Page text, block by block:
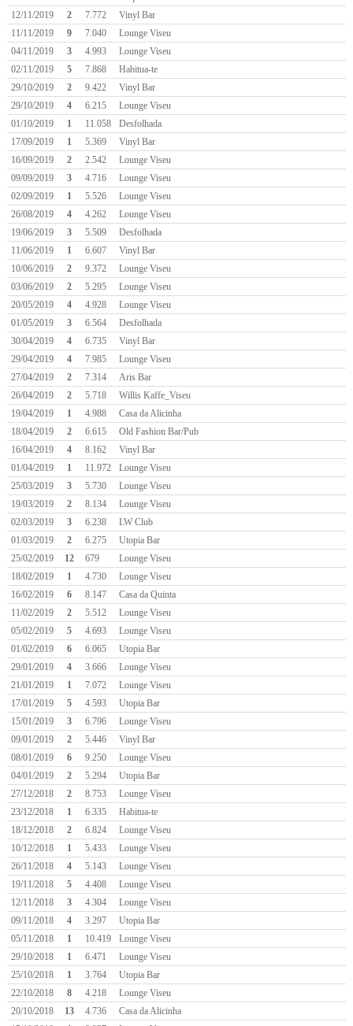
12/11/2019
2 7.772
Vinyl Bar
11/11/2019
9 7.040
Lounge Viseu
04/11/2019
3 4.993
Lounge Viseu
02/11/2019
5 7.868
Habitua-te
29/10/2019
2 9.422
Vinyl Bar
29/10/2019
4 6.215
Lounge Viseu
01/10/2019
1 11.058
Desfolhada
17/09/2019
1 5.369
Vinyl Bar
16/09/2019
2 2.542
Lounge Viseu
09/09/2019
3 4.716
Lounge Viseu
02/09/2019
1 5.526
Lounge Viseu
26/08/2019
4 4.262
Lounge Viseu
19/06/2019
3 5.509
Desfolhada
11/06/2019
1 6.607
Vinyl Bar
10/06/2019
2 9.372
Lounge Viseu
03/06/2019
2 5.295
Lounge Viseu
20/05/2019
4 4.928
Lounge Viseu
01/05/2019
3 6.564
Desfolhada
30/04/2019
4 6.735
Vinyl Bar
29/04/2019
4 7.985
Lounge Viseu
27/04/2019
2 7.314
Aris Bar
26/04/2019
2 5.718
Willis Kaffe_Viseu
19/04/2019
1 4.988
Casa da Alicinha
18/04/2019
2 6.615
Old Fashion Bar/Pub
16/04/2019
4 8.162
Vinyl Bar
01/04/2019
1 11.972
Lounge Viseu
25/03/2019
3 5.730
Lounge Viseu
19/03/2019
2 8.134
Lounge Viseu
02/03/2019
3 6.238
LW Club
01/03/2019
2 6.275
Utopia Bar
25/02/2019
12 679
Lounge Viseu
18/02/2019
1 4.730
Lounge Viseu
16/02/2019
6 8.147
Casa da Quinta
11/02/2019
2 5.512
Lounge Viseu
05/02/2019
5 4.693
Lounge Viseu
01/02/2019
6 6.065
Utopia Bar
29/01/2019
4 3.666
Lounge Viseu
21/01/2019
1 7.072
Lounge Viseu
17/01/2019
5 4.593
Utopia Bar
15/01/2019
3 6.796
Lounge Viseu
09/01/2019
2 5.446
Vinyl Bar
08/01/2019
6 9.250
Lounge Viseu
04/01/2019
2 5.294
Utopia Bar
27/12/2018
2 8.753
Lounge Viseu
23/12/2018
1 6.335
Habitua-te
18/12/2018
2 6.824
Lounge Viseu
10/12/2018
1 5.433
Lounge Viseu
26/11/2018
4 5.143
Lounge Viseu
19/11/2018
5 4.408
Lounge Viseu
12/11/2018
3 4.304
Lounge Viseu
09/11/2018
4 3.297
Utopia Bar
05/11/2018
1 10.419
Lounge Viseu
29/10/2018
1 6.471
Lounge Viseu
25/10/2018
1 3.764
Utopia Bar
22/10/2018
8 4.218
Lounge Viseu
20/10/2018
13 4.736
Casa da Alicinha